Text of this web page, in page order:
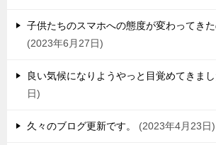
子供たちのスマホへの態度が変わってき
2023年6月27日
良い気候になりようやっと目覚めてきま
日
久々のブログ更新です。 2023年4月23日